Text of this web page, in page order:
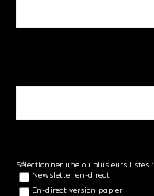
Sélectionner une ou plusieurs listes :
Newsletter en-direct
En-direct version papier